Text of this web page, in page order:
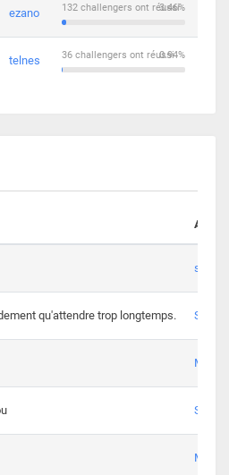
ezano 3.46%
132 challengers ont réussi
telnes 0.94%
36 challengers ont réussi
Auteur
s3th
qu'attendre trop longtemps. Spl3en